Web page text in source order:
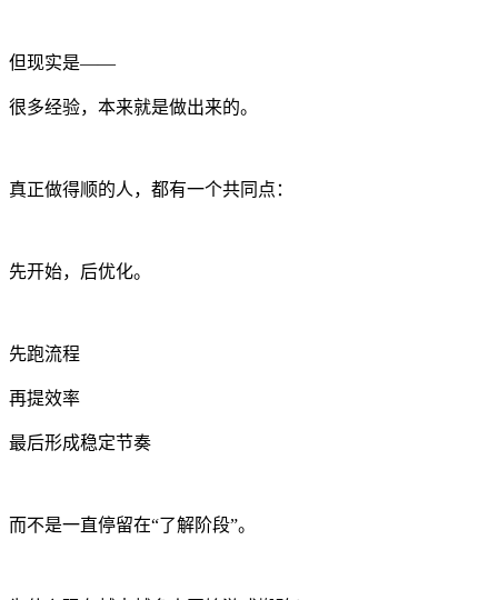
但现实是——
很多经验，本来就是做出来的。
真正做得顺的人，都有一个共同点：
先开始，后优化。
先跑流程
再提效率
最后形成稳定节奏
而不是一直停留在“了解阶段”。